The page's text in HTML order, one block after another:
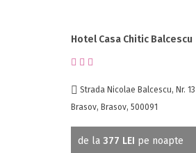
Hotel Casa Chitic Balcescu
Strada Nicolae Balcescu, Nr. 13
Brasov, Brasov, 500091
de la 377 LEI pe noapte